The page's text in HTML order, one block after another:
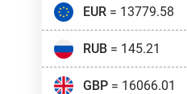
EUR= 13779.58
RUB= 145.21
GBP= 16066.01